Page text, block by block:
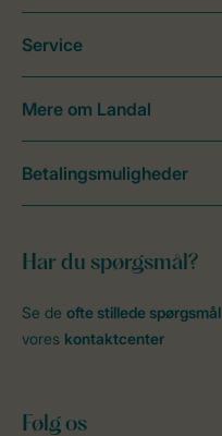
Har du spørgsmål?
Se de ofte stillede spørgsmål
vores kontaktcenter
Følg os
Service
Mere om Landal
Betalingsmuligheder